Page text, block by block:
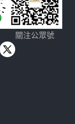
關注公眾號